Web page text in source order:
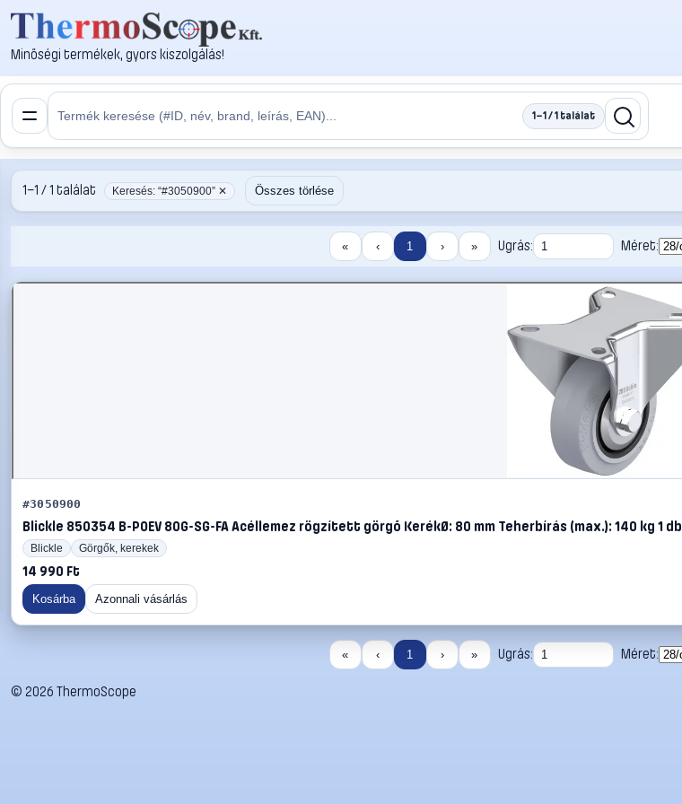
Minőségi termékek, gyors kiszolgálás!
1–1 / 1 találat
1–1 / 1 találat Keresés: “#3050900” ✕ Összes törlése
« ‹ 1 › » Ugrás: Méret:
#3050900
Blickle 850354 B-POEV 80G-SG-FA Acéllemez rögzített görgő KerékØ: 80 mm Teherbírás (max.): 140 kg 1 db
Blickle Görgők, kerekek
14 990 Ft
Kosárba Azonnali vásárlás
« ‹ 1 › » Ugrás: Méret:
© 2026 ThermoScope